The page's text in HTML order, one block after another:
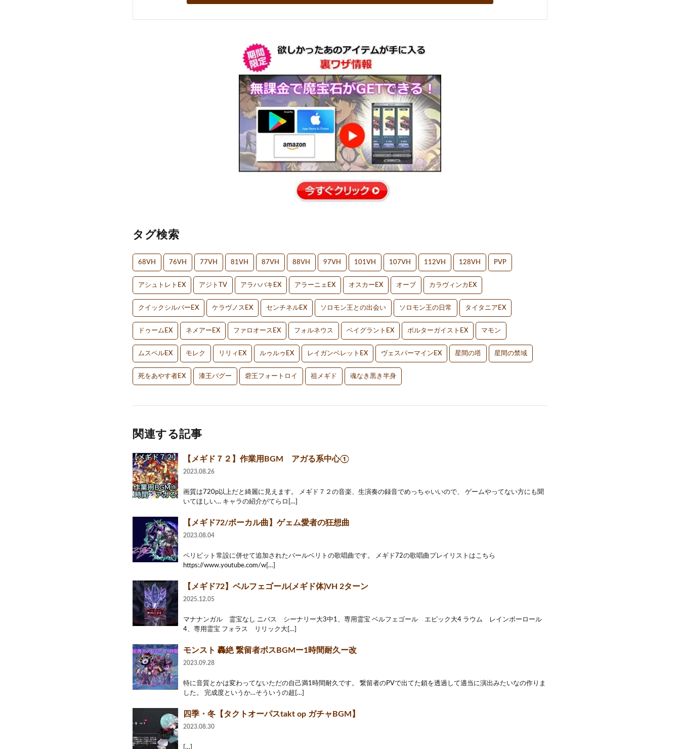
タグ検索
68VH 76VH 77VH 81VH 87VH 88VH 97VH 101VH 107VH 112VH 128VH PVP
アシュトレトEX アジトTV アラハバキEX アラーニェEX オスカーEX オーブ カラヴィンカEX
クイックシルバーEX ケラヴノスEX センチネルEX ソロモン王との出会い ソロモン王の日常 タイタニアEX
ドゥームEX ネメアーEX ファロオースEX フォルネウス ベイグラントEX ポルターガイストEX マモン
ムスペルEX モレク リリィEX ルゥルゥEX レイガンベレットEX ヴェスパーマインEX 星間の塔 星間の禁域
死をあやす者EX 漆王バグー 砦王フォートロイ 祖メギド 魂なき黒き半身
関連する記事
【メギド７２】作業用BGM アガる系中心①
2023.08.26
画質は720p以上だと綺麗に見えます。 メギド７２の音楽、生演奏の録音でめっちゃいいので、 ゲームやってない方にも聞
いてほしい… キャラの紹介がてらロ[…]
【メギド72/ボーカル曲】ゲェム愛者の狂想曲
2023.08.04
ペリビット常設に併せて追加されたバールベリトの歌唱曲です。 メギド72の歌唱曲プレイリストはこちら
https://www.youtube.com/w[…]
【メギド72】ベルフェゴール(メギド体)VH 2ターン
2025.12.05
マナナンガル 霊宝なし ニバス シーナリー大3中1、専用霊宝 ベルフェゴール エピック大4 ラウム レインボーロール
4、専用霊宝 フォラス リリック大[…]
モンスト 轟絶 繋留者ボスBGMー1時間耐久ー改
2023.09.28
特に音質とかは変わってないただの自己満1時間耐久です。 繋留者のPVで出てた鎖を透過して適当に演出みたいなの作りま
した。 完成度というか…そういうの超[…]
四季・冬【タクトオーパスtakt op ガチャBGM】
2023.08.30
[…]